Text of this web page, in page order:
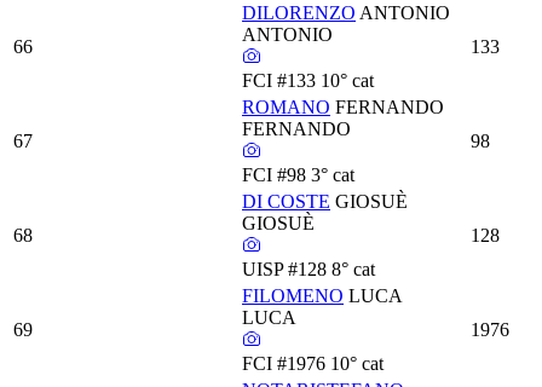
66
DILORENZO ANTONIO
ANTONIO
FCI #133 10° cat
133
67
ROMANO FERNANDO
FERNANDO
FCI #98 3° cat
98
68
DI COSTE GIOSUÈ
GIOSUÈ
UISP #128 8° cat
128
69
FILOMENO LUCA
LUCA
FCI #1976 10° cat
1976